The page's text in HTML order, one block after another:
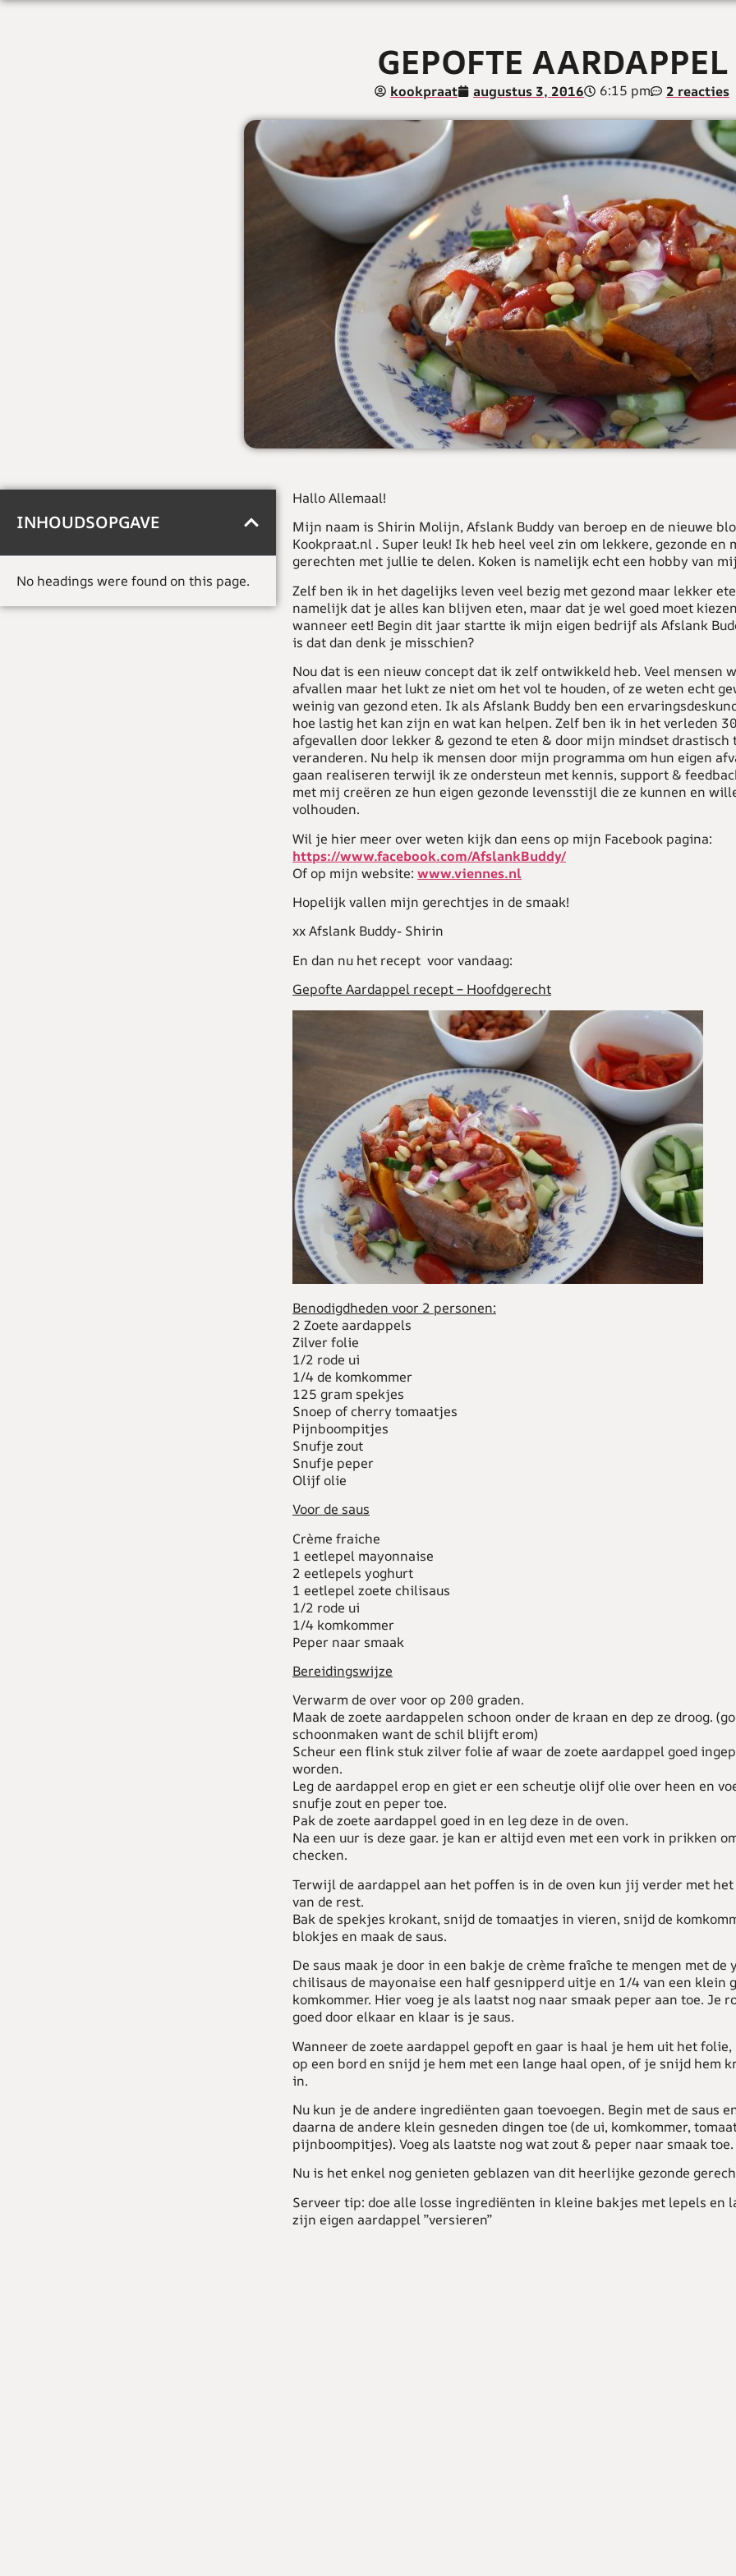
GEPOFTE AARDAPPEL
kookpraat augustus 3, 2016 6:15 pm 2 reacties
INHOUDSOPGAVE
No headings were found on this page.
Hallo Allemaal!
Mijn naam is Shirin Molijn, Afslank Buddy van beroep en de nieuwe
Kookpraat.nl . Super leuk! Ik heb heel veel zin om lekkere, gezonde en
gerechten met jullie te delen. Koken is namelijk echt een hobby van
Zelf ben ik in het dagelijks leven veel bezig met gezond maar lekker
namelijk dat je alles kan blijven eten, maar dat je wel goed moet
wanneer eet! Begin dit jaar startte ik mijn eigen bedrijf als Afslank
is dat dan denk je misschien?
Nou dat is een nieuw concept dat ik zelf ontwikkeld heb. Veel mensen
afvallen maar het lukt ze niet om het vol te houden, of ze weten echt
weinig van gezond eten. Ik als Afslank Buddy ben een
hoe lastig het kan zijn en wat kan helpen. Zelf ben ik in het verleden
afgevallen door lekker & gezond te eten & door mijn mindset drastisch
veranderen. Nu help ik mensen door mijn programma om hun eigen
gaan realiseren terwijl ik ze ondersteun met kennis, support &
met mij creëren ze hun eigen gezonde levensstijl die ze kunnen en
volhouden.
Wil je hier meer over weten kijk dan eens op mijn Facebook pagina:
https://www.facebook.com/AfslankBuddy/
Of op mijn website: www.viennes.nl
Hopelijk vallen mijn gerechtjes in de smaak!
xx Afslank Buddy- Shirin
En dan nu het recept voor vandaag:
Gepofte Aardappel recept – Hoofdgerecht
Benodigdheden voor 2 personen:
2 Zoete aardappels
Zilver folie
1/2 rode ui
1/4 de komkommer
125 gram spekjes
Snoep of cherry tomaatjes
Pijnboompitjes
Snufje zout
Snufje peper
Olijf olie
Voor de saus
Crème fraiche
1 eetlepel mayonnaise
2 eetlepels yoghurt
1 eetlepel zoete chilisaus
1/2 rode ui
1/4 komkommer
Peper naar smaak
Bereidingswijze
Verwarm de over voor op 200 graden.
Maak de zoete aardappelen schoon onder de kraan en dep ze droog.
schoonmaken want de schil blijft erom)
Scheur een flink stuk zilver folie af waar de zoete aardappel goed
worden.
Leg de aardappel erop en giet er een scheutje olijf olie over heen en
snufje zout en peper toe.
Pak de zoete aardappel goed in en leg deze in de oven.
Na een uur is deze gaar. je kan er altijd even met een vork in prikken
checken.
Terwijl de aardappel aan het poffen is in de oven kun jij verder met
van de rest.
Bak de spekjes krokant, snijd de tomaatjes in vieren, snijd de
blokjes en maak de saus.
De saus maak je door in een bakje de crème fraîche te mengen met de
chilisaus de mayonaise een half gesnipperd uitje en 1/4 van een klein
komkommer. Hier voeg je als laatst nog naar smaak peper aan toe. Je
goed door elkaar en klaar is je saus.
Wanneer de zoete aardappel gepoft en gaar is haal je hem uit het folie,
op een bord en snijd je hem met een lange haal open, of je snijd hem
in.
Nu kun je de andere ingrediënten gaan toevoegen. Begin met de saus
daarna de andere klein gesneden dingen toe (de ui, komkommer,
pijnboompitjes). Voeg als laatste nog wat zout & peper naar smaak toe.
Nu is het enkel nog genieten geblazen van dit heerlijke gezonde
Serveer tip: doe alle losse ingrediënten in kleine bakjes met lepels en
zijn eigen aardappel ”versieren”